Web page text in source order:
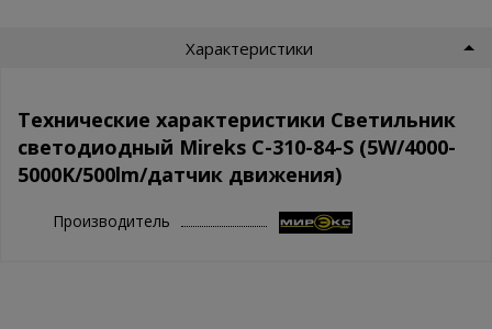
Характеристики
Технические характеристики Светильник
светодиодный Mireks С-310-84-S (5W/4000-
5000K/500lm/датчик движения)
Производитель